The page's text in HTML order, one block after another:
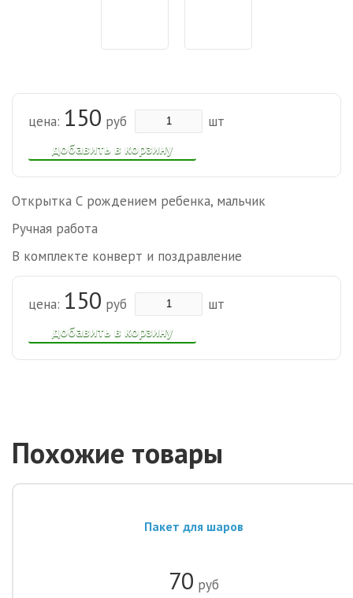
добавить в корзину
цена: 150 руб шт
Открытка С рождением ребенка, мальчик
Ручная работа
В комплекте конверт и поздравление
добавить в корзину
цена: 150 руб шт
Похожие товары
Пакет для шаров
70 руб